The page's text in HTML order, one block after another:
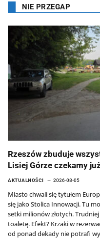
NIE PRZEGAP
Rzeszów zbuduje
Lisiej Górze czekamy
AKTUALNOŚCI 2026-08-05
Miasto chwali się tytułem
się jako Stolica Innowacji. Tu
setki milionów złotych.
toaletę. Efekt? Krzaki w
od ponad dekady nie potrafi